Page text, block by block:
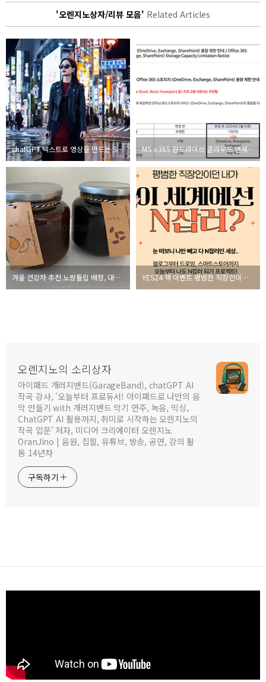
'오렌지노상자/리뷰 모음' Related Articles
chatGPT 텍스트로 영상을 만드는 Sora가 난리인 이유 MS o365 원드라이브 클라우드 연세대 졸업생 계정 삭제예고
겨울 건강차 추천 노랑튤립 배청, 대추청 후기 YES24 책 이벤트 평범한 직장인이던 내가 이 세계에선 N잡러? 추천 도서
오렌지노의 소리상자
아이패드 개러지밴드(GarageBand), chatGPT AI
작곡 강사, '오늘부터 프로듀서! 아이패드로 나만의 음
악 만들기 with 개러지밴드 악기 연주, 녹음, 믹싱,
ChatGPT AI 활용까지, 취미로 시작하는 오렌지노의
작곡 입문' 저자, 미디어 크리에이터 오렌지노
OranJino | 음원, 집필, 유튜브, 방송, 공연, 강의 활
동 14년차
구독하기